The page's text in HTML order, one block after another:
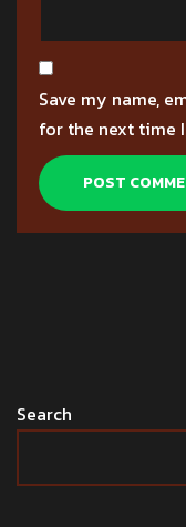
Save my name,
for the next time
Search